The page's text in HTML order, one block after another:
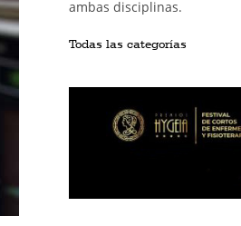
ambas disciplinas.
Todas las categorías